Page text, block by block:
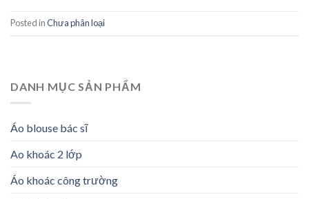
Posted inChưa phân loại
DANH MỤC SẢN PHẨM
Áo blouse bác sĩ
Ao khoác 2 lớp
Áo khoác công trường